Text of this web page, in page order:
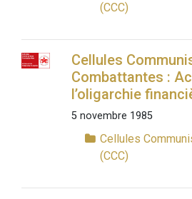
(CCC)
Cellules
Combattantes :
l’oligarchie
5 novembre 1985
Cellules
(CCC)